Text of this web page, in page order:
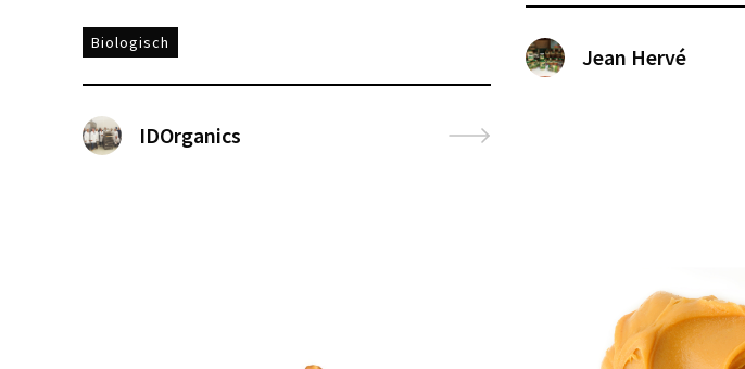
Biologisch
IDOrganics
Jean Hervé